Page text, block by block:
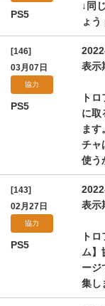
PS5
↓同
ょ
[146]
03月07日
協力
PS5
表示
ト
に取
ま
チャ
使う
[143]
02月27日
協力
PS5
表示
ト
ム】
ージ
集し